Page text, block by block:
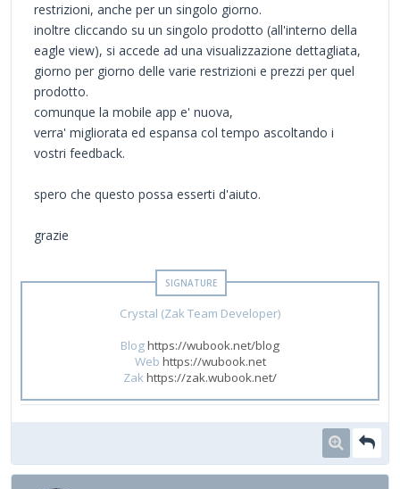
restrizioni, anche per un singolo giorno.
inoltre cliccando su un singolo prodotto (all'interno della
eagle view), si accede ad una visualizzazione dettagliata,
giorno per giorno delle varie restrizioni e prezzi per quel
prodotto.
comunque la mobile app e' nuova,
verra' migliorata ed espansa col tempo ascoltando i
vostri feedback.
spero che questo possa esserti d'aiuto.
grazie
Crystal (Zak Team Developer)
Bloghttps://wubook.net/blog
Web https://wubook.net
Zakhttps://zak.wubook.net/